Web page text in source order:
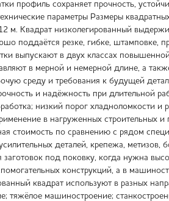
профиль сохраняет прочность,
параметры Размеры
Квадрат низколегированный
поддаётся резке, гибке, штамповке,
выпускают в двух классах
в мерной и немерной длине, а
среду и требования к будущей
и надёжность при длительной
низкий порог хладноломкости и
в нагруженных строительных
стоимость по сравнению с рядом
деталей, крепежа, метизов,
под поковку, когда нужна
конструкций, а в
квадрат используют в разных
тяжёлое машиностроение;